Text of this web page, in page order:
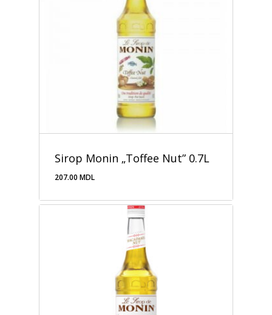
Sirop Monin „Toffee Nut” 0.7L
207.00 MDL